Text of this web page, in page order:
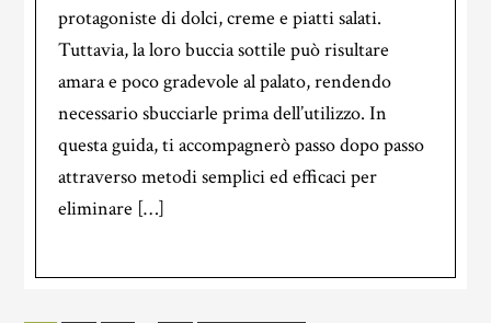
protagoniste di dolci, creme e piatti salati.
Tuttavia, la loro buccia sottile può risultare
amara e poco gradevole al palato, rendendo
necessario sbucciarle prima dell’utilizzo. In
questa guida, ti accompagnerò passo dopo passo
attraverso metodi semplici ed efficaci per
eliminare […]